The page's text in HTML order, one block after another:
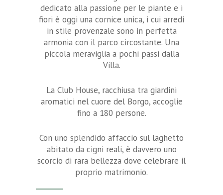
dedicato alla passione per le piante e i
fiori è oggi una cornice unica, i cui arredi
in stile provenzale sono in perfetta
armonia con il parco circostante. Una
piccola meraviglia a pochi passi dalla
Villa.
La Club House, racchiusa tra giardini
aromatici nel cuore del Borgo, accoglie
fino a 180 persone.
Con uno splendido affaccio sul laghetto
abitato da cigni reali, è davvero uno
scorcio di rara bellezza dove celebrare il
proprio matrimonio.